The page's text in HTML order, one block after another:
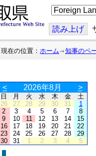
こ
の
ジ
を
翻
読み上げ
現在の位置： ホーム 知事のペ
< 2026年8月 >
日 月 火 水 木 金
土
26
27 28 29 30 31
1
2
3 4 5 6 7
8
9
10 11 12 13 14
15
16
17 18 19 20 21
22
23
24 25 26 27 28
29
30
31 1 2 3 4 5